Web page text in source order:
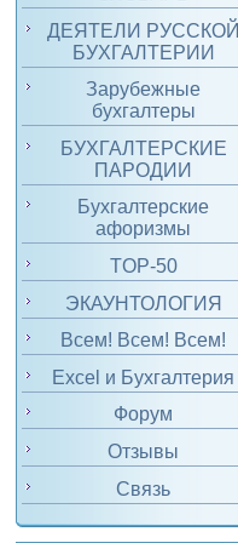
ДЕЯТЕЛИ РУССКОЙ
БУХГАЛТЕРИИ
Зарубежные
бухгалтеры
БУХГАЛТЕРСКИЕ
ПАРОДИИ
Бухгалтерские
афоризмы
TOP-50
ЭКАУНТОЛОГИЯ
Всем! Всем! Всем!
Excel и Бухгалтерия
Форум
Отзывы
Связь